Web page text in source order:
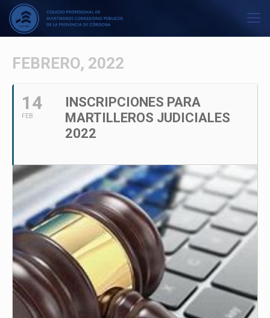
FEBRERO, 2022
14
FEB
INSCRIPCIONES PARA
MARTILLEROS JUDICIALES
2022